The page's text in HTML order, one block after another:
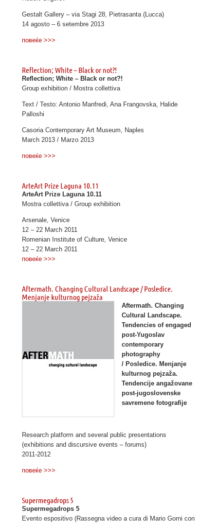
Gestalt Gallery – via Stagi 28, Pietrasanta (Lucca)
14 agosto – 6 setembre 2013
повеќе >>>
Reflection; White – Black or not?!
Reflection; White – Black or not?!
Group exhibition / Mostra collettiva
Text / Testo: Antonio Manfredi, Ana Frangovska, Halide
Palloshi
Casoria Contemporary Art Museum, Naples
March 2013 / Marzo 2013
повеќе >>>
ArteArt Prize Laguna 10.11
ArteArt Prize Laguna 10.11
Mostra collettiva / Group exhibition
Arsenale, Venice
12 – 22 March 2011
Romenian Institute of Culture, Venice
12 – 22 March 2011
повеќе >>>
Aftermath. Changing Cultural Landscape / Posledice.
Menjanje kulturnog pejzaža
Aftermath. Changing
Cultural Landscape.
Tendencies of engaged
post-Yugoslav
contemporary
photography
/ Posledice. Menjanje
kulturnog pejzaža.
Tendencije angažovane
post-jugoslovenske
savremene fotografije
Research platform and several public presentations
(exhibitions and discursive events – forums)
2011-2012
повеќе >>>
Supermegadrops 5
Supermegadrops 5
Evento espositivo (Rassegna video a cura di Mario Gorni con